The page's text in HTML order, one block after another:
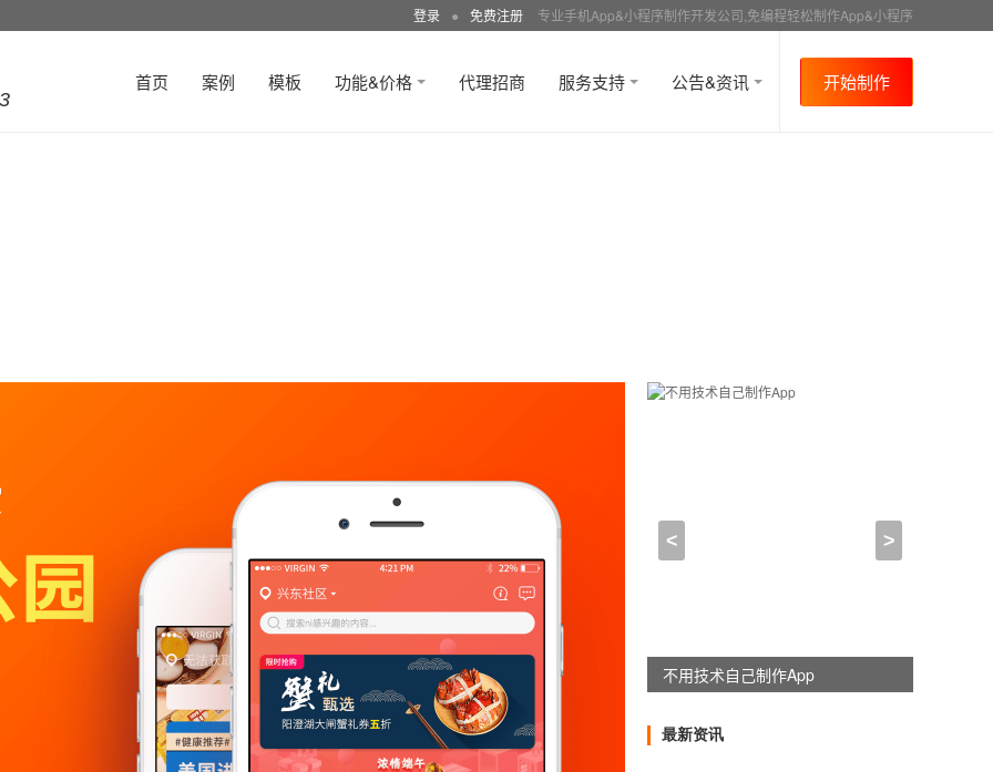
登录 ● 免费注册 专业手机App&小程序制作开发公司,免编程轻松制作App&小程序
首页 案例 模板 功能&价格 代理招商 服务支持 公告&资讯 开始制作
2021-06-08 09:15:00
所以市场上有分销的营销方式。分销的意思
展，越来越多的企业创造了定制自己的商城
应用软件开发
< >
不用技术自己制作App
最新资讯